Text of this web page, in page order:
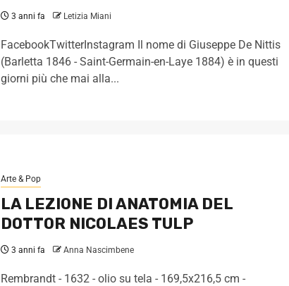
3 anni fa Letizia Miani
FacebookTwitterInstagram Il nome di Giuseppe De Nittis
(Barletta 1846 - Saint-Germain-en-Laye 1884) è in questi
giorni più che mai alla...
Arte & Pop
LA LEZIONE DI ANATOMIA DEL
DOTTOR NICOLAES TULP
3 anni fa Anna Nascimbene
Rembrandt - 1632 - olio su tela - 169,5x216,5 cm -